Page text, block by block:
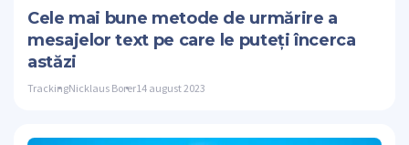
Cele mai bune metode de urmărire a
mesajelor text pe care le puteți încerca
astăzi
TrackingNicklaus Borer14 august 2023